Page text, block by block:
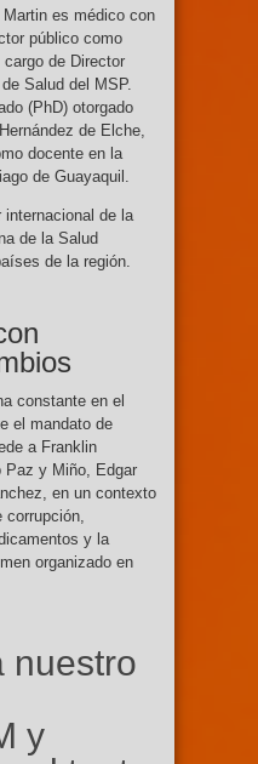
es médico con
público como
de Director
Salud del MSP.
(PhD) otorgado
de Elche,
docente en la
de Guayaquil.
internacional de la
de la Salud
de la región.
constante en el
el mandato de
a Franklin
Paz y Miño, Edgar
en un contexto
y la
organizado en
nuestro
y